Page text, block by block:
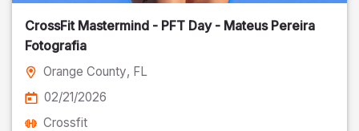
CrossFit Mastermind - PFT Day - Mateus Pereira
Fotografia
Orange County, FL
02/21/2026
Crossfit